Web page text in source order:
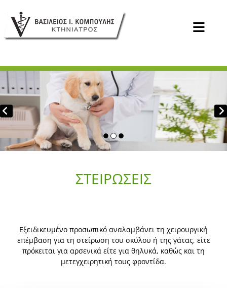
ΣΤΕΙΡΩΣΕΙΣ
Εξειδικευμένο προσωπικό αναλαμβάνει τη χειρουργική
επέμβαση για τη στείρωση του σκύλου ή της γάτας, είτε
πρόκειται για αρσενικά είτε για θηλυκά, καθώς και τη
μετεγχειρητική τους φροντίδα.